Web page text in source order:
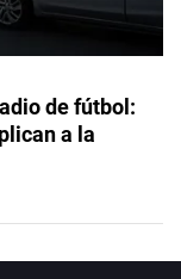
de fútbol:
a la